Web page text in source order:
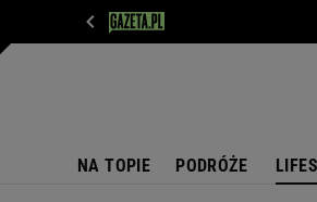
NA TOPIE PODRÓŻE